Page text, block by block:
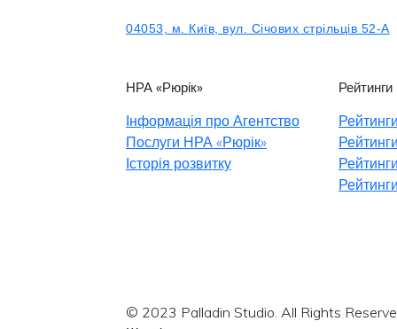
04053, м. Київ, вул. Січових стрільців 52-А
НРА «Рюрік»
Інформація про Агентство
Послуги НРА «Рюрік»
Історія розвитку
Рейтинги
© 2023 Palladin Studio. All Rights